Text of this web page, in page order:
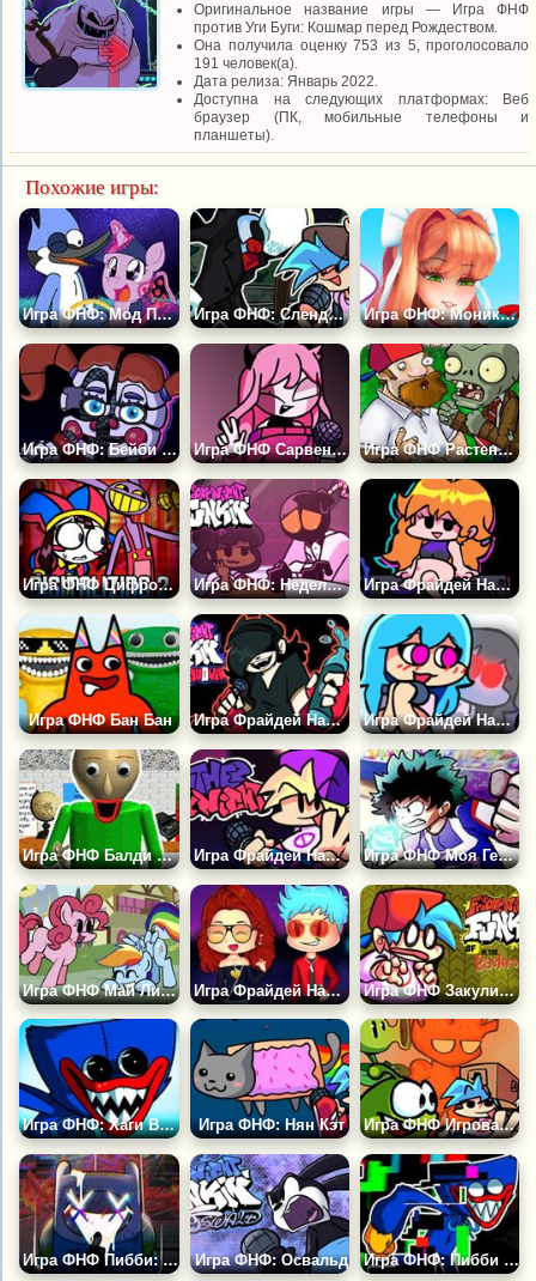
Оригинальное название игры — Игра ФНФ
против Уги Буги: Кошмар перед Рождеством.
Она получила оценку 753 из 5, проголосовало
191 человек(а).
Дата релиза: Январь 2022.
Доступна на следующих платформах: Веб
браузер (ПК, мобильные телефоны и
планшеты).
Похожие игры:
Игра ФНФ: Мод Пони Искорка и Мордекай Игра ФНФ: Слендермен 2 Ремастеред Игра ФНФ: Моника Hd
Игра ФНФ: Бейби ФНАФ Игра ФНФ Сарвенте Мод Игра ФНФ Растения Против Зомби: Безумный Дейв
Игра ФНФ Цифровой Цирк: Оцифровка 2 Игра ФНФ: Неделя Свиданий Кэрол и Уитти Игра Фрайдей Найт Фанкин: Сторона Б
Игра ФНФ Бан Бан Игра Фрайдей Найт Фанкин: Энни Игра Фрайдей Найт Фанкин: Скай
Игра ФНФ Балди Фантайм Игра Фрайдей Найт Фанкин: Другая Ночь Игра ФНФ Моя Геройская Академия: Деку
Игра ФНФ Май Литл Пони: Сила в Гриве Игра Фрайдей Найт Фанкин: Первое Свидание Игра ФНФ Закулисье
Игра ФНФ: Хаги Ваги Игра ФНФ: Нян Кэт Игра ФНФ Игровая Лихорадка
Игра ФНФ Пибби: Апокалипсис Игра ФНФ: Освальд Игра ФНФ: Пибби Хаги Ваги